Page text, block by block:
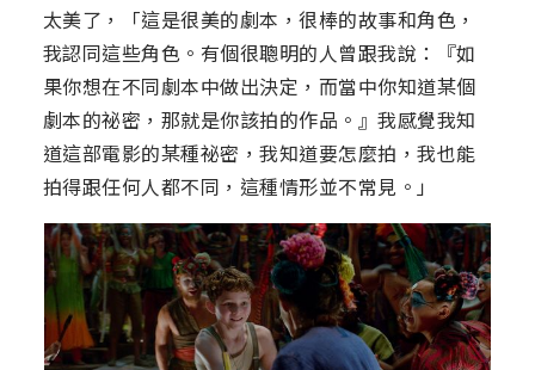
太美了，「這是很美的劇本，很棒的故事和角色，
我認同這些角色。有個很聰明的人曾跟我說：『如
果你想在不同劇本中做出決定，而當中你知道某個
劇本的祕密，那就是你該拍的作品。』我感覺我知
道這部電影的某種祕密，我知道要怎麼拍，我也能
拍得跟任何人都不同，這種情形並不常見。」